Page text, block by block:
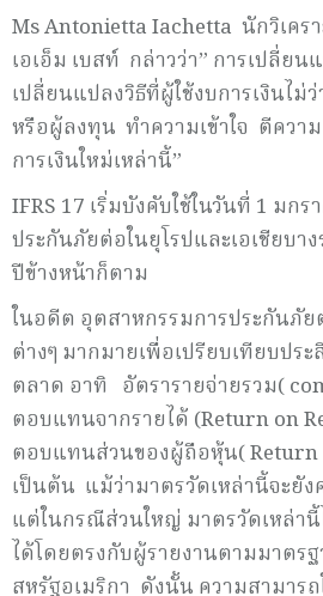
Ms Antonietta Iachetta นักวิเคร
เอเอ็ม เบสท์ กล่าวว่า” การเปลี่ย
เปลี่ยนแปลงวิธีที่ผู้ใช้งบการเงินไม่
หรือผู้ลงทุน ทำความเข้าใจ ตีควา
การเงินใหม่เหล่านี้”
IFRS 17 เริ่มบังคับใช้ในวันที่ 1 มก
ประกันภัยต่อในยุโรปและเอเชียบาง
ปีข้างหน้าก็ตาม
ในอดีต อุตสาหกรรมการประกันภั
ต่างๆ มากมายเพื่อเปรียบเทียบปร
ตลาด อาทิ อัตรารายจ่ายรวม(
ตอบแทนจากรายได้ (Return on
ตอบแทนส่วนของผู้ถือหุ้น( Return
เป็นต้น แม้ว่ามาตรวัดเหล่านี้จะยัง
แต่ในกรณีส่วนใหญ่ มาตรวัดเหล่านี้
ได้โดยตรงกับผู้รายงานตามมาตรฐ
สหรัฐอเมริกา ดังนั้น ความสามาร